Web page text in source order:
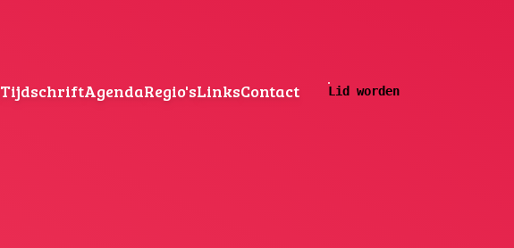
TijdschriftAgendaRegio'sLinksContact Lid worden